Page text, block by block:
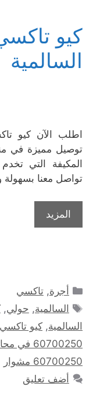
كيو
السالمية
اطلب الآن كيو
توصيل مميزة في
المكيفة التي
تواصل معنا
المزيد
التصنيفات
أجرة,تاكسي
الوسوم
السالمية, حولي,
السالمية, كيو تاكسي 60700250 في حولي
60700250 في محافظة حولي
60700250 مشوار
أضف تعليق